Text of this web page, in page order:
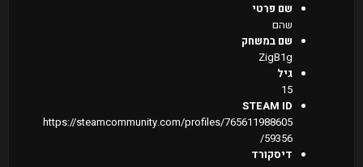
שם פרטי
שהם
שם במשחק
ZigB1g
גיל
15
STEAM ID
https://steamcommunity.com/profiles/765611988605
59356/
דיסקורד